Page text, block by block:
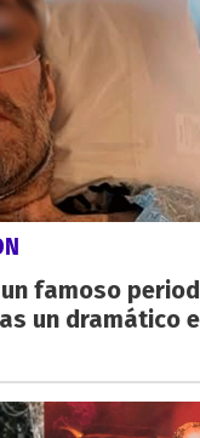
un famoso
un dramático